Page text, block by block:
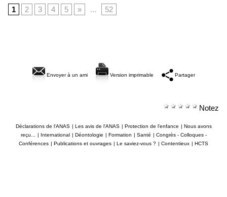
1
2 3 4 5 » ... 52
Envoyer à un ami Version imprimable Partager
Notez
Déclarations de l'ANAS | Les avis de l'ANAS | Protection de l'enfance | Nous avons
reçu... | International | Déontologie | Formation | Santé | Congrès - Colloques -
Conférences | Publications et ouvrages | Le saviez-vous ? | Contentieux | HCTS